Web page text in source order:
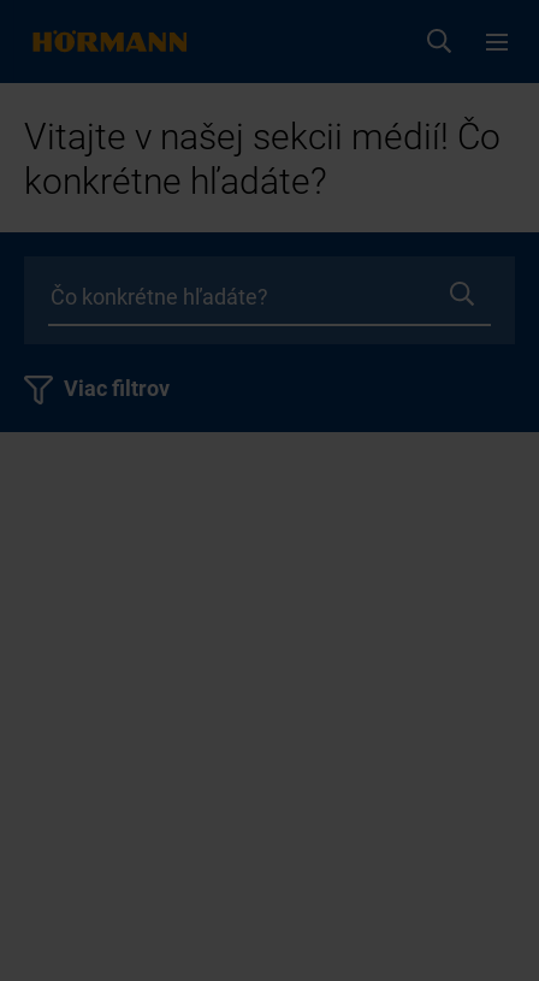
Vitajte v našej sekcii médií! Čo
konkrétne hľadáte?
Viac filtrov